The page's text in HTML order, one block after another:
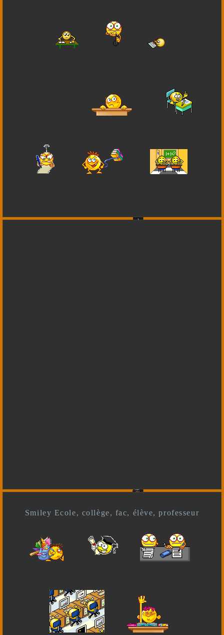
Smiley Ecole, collège, fac, élève, professeur